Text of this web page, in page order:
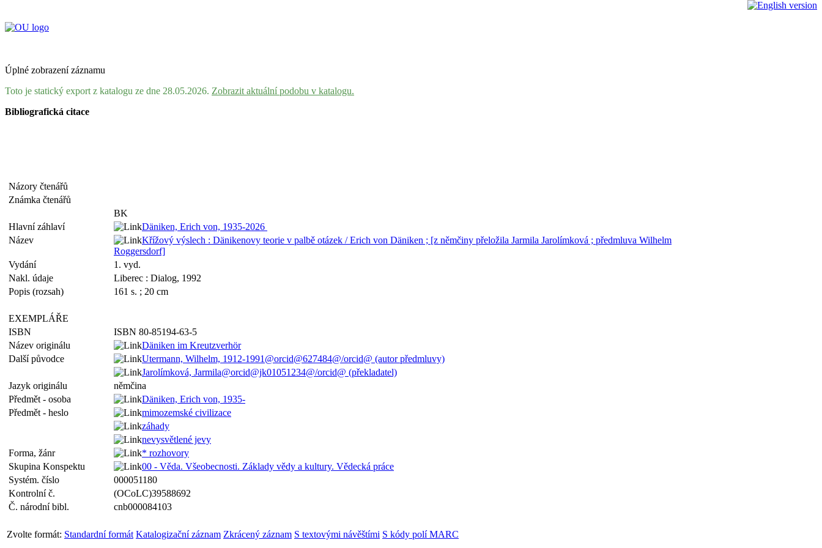
Úplné zobrazení záznamu
Toto je statický export z katalogu ze dne 28.05.2026. Zobrazit aktuální podobu v katalogu.
Bibliografická citace
Názory čtenářů
Známka čtenářů
BK
Hlavní záhlaví
Däniken, Erich von, 1935-2026
Název
Křížový výslech : Dänikenovy teorie v palbě otázek / Erich von Däniken ; [z němčiny přeložila Jarmila Jarolímková ; předmluva Wilhelm
Roggersdorf]
Vydání
1. vyd.
Nakl. údaje
Liberec : Dialog, 1992
Popis (rozsah)
161 s. ; 20 cm
EXEMPLÁŘE
ISBN
ISBN 80-85194-63-5
Název originálu
Däniken im Kreutzverhör
Další původce
Utermann, Wilhelm, 1912-1991@orcid@627484@/orcid@ (autor předmluvy)
Jarolímková, Jarmila@orcid@jk01051234@/orcid@ (překladatel)
Jazyk originálu
němčina
Předmět - osoba
Däniken, Erich von, 1935-
Předmět - heslo
mimozemské civilizace
záhady
nevysvětlené jevy
Forma, žánr
* rozhovory
Skupina Konspektu
00 - Věda. Všeobecnosti. Základy vědy a kultury. Vědecká práce
Systém. číslo
000051180
Kontrolní č.
(OCoLC)39588692
Č. národní bibl.
cnb000084103
Zvolte formát: Standardní formát Katalogizační záznam Zkrácený záznam S textovými návěštími S kódy polí MARC